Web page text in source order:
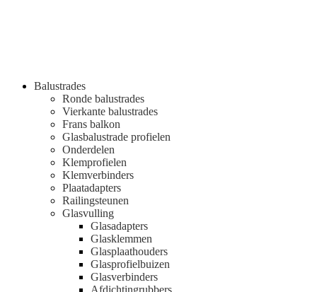
Balustrades
Ronde balustrades
Vierkante balustrades
Frans balkon
Glasbalustrade profielen
Onderdelen
Klemprofielen
Klemverbinders
Plaatadapters
Railingsteunen
Glasvulling
Glasadapters
Glasklemmen
Glasplaathouders
Glasprofielbuizen
Glasverbinders
Afdichtingrubbers